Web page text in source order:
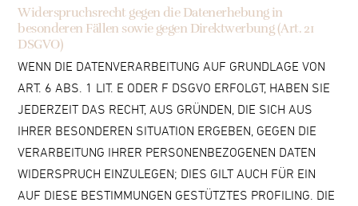
Widerspruchsrecht gegen die Datenerhebung in
besonderen Fällen sowie gegen Direktwerbung (Art. 21
DSGVO)
WENN DIE DATENVERARBEITUNG AUF GRUNDLAGE VON
ART. 6 ABS. 1 LIT. E ODER F DSGVO ERFOLGT, HABEN SIE
JEDERZEIT DAS RECHT, AUS GRÜNDEN, DIE SICH AUS
IHRER BESONDEREN SITUATION ERGEBEN, GEGEN DIE
VERARBEITUNG IHRER PERSONENBEZOGENEN DATEN
WIDERSPRUCH EINZULEGEN; DIES GILT AUCH FÜR EIN
AUF DIESE BESTIMMUNGEN GESTÜTZTES PROFILING. DIE